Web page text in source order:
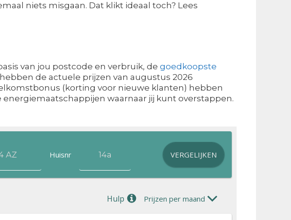
niets misgaan. Dat klikt ideaal toch? Lees
van jou postcode en verbruik, de goedkoopste
de actuele prijzen van augustus 2026
(korting voor nieuwe klanten) hebben
waarnaar jij kunt overstappen.
Huisnr VERGELIJKEN
Hulp Prijzen per maand